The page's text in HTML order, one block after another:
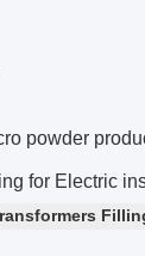
powder
for Electric